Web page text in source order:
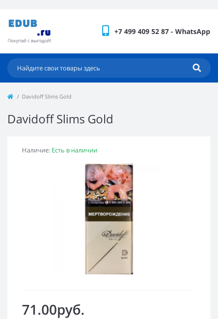
+7 499 409 52 87 - WhatsApp
Davidoff Slims Gold
Davidoff Slims Gold
Наличие: Есть в наличии
71.00руб.